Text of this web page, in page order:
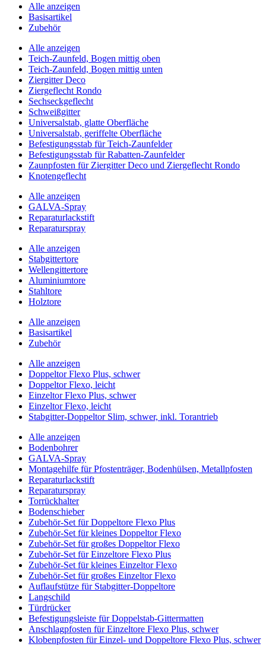
Alle anzeigen
Basisartikel
Zubehör
Alle anzeigen
Teich-Zaunfeld, Bogen mittig oben
Teich-Zaunfeld, Bogen mittig unten
Ziergitter Deco
Ziergeflecht Rondo
Sechseckgeflecht
Schweißgitter
Universalstab, glatte Oberfläche
Universalstab, geriffelte Oberfläche
Befestigungsstab für Teich-Zaunfelder
Befestigungsstab für Rabatten-Zaunfelder
Zaunpfosten für Ziergitter Deco und Ziergeflecht Rondo
Knotengeflecht
Alle anzeigen
GALVA-Spray
Reparaturlackstift
Reparaturspray
Alle anzeigen
Stabgittertore
Wellengittertore
Aluminiumtore
Stahltore
Holztore
Alle anzeigen
Basisartikel
Zubehör
Alle anzeigen
Doppeltor Flexo Plus, schwer
Doppeltor Flexo, leicht
Einzeltor Flexo Plus, schwer
Einzeltor Flexo, leicht
Stabgitter-Doppeltor Slim, schwer, inkl. Torantrieb
Alle anzeigen
Bodenbohrer
GALVA-Spray
Montagehilfe für Pfostenträger, Bodenhülsen, Metallpfosten
Reparaturlackstift
Reparaturspray
Torrückhalter
Bodenschieber
Zubehör-Set für Doppeltore Flexo Plus
Zubehör-Set für kleines Doppeltor Flexo
Zubehör-Set für großes Doppeltor Flexo
Zubehör-Set für Einzeltore Flexo Plus
Zubehör-Set für kleines Einzeltor Flexo
Zubehör-Set für großes Einzeltor Flexo
Auflaufstütze für Stabgitter-Doppeltore
Langschild
Türdrücker
Befestigungsleiste für Doppelstab-Gittermatten
Anschlagpfosten für Einzeltore Flexo Plus, schwer
Klobenpfosten für Einzel- und Doppeltore Flexo Plus, schwer